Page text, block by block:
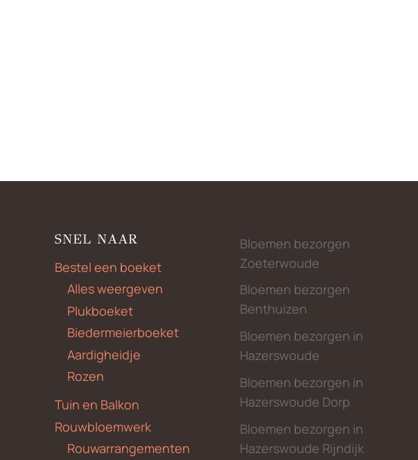
SNEL NAAR
Bestel een boeket
Alles weergeven
Plukboeket
Biedermeierboeket
Aardigheidje
Rozen
Tuin en Balkon
Rouwbloemwerk
Rouwarrangementen
Bloemen bezorgen
Zoeterwoude
Bloemen bezorgen
Benthuizen
Bloemen bezorgen in
Hazerswoude
Bloemen bezorgen in
Hazerswoude Dorp
Bloemen bezorgen in
Hazerswoude Rijndijk